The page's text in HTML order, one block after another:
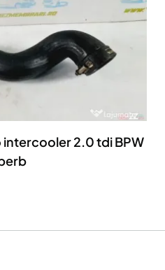
profesionale
2.0 tdi BPW